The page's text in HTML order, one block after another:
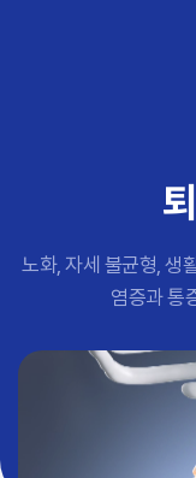
#교
#추
노화, 자세 불균형, 생
염증과 통